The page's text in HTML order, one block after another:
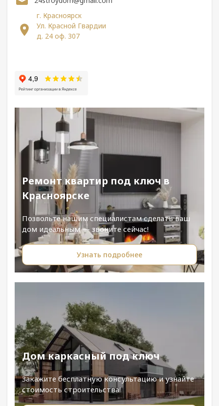
г. Красноярск
Ул. Красной Гвардии
д. 24 оф. 307
Ремонт квартир под ключ в
Красноярске
Позвольте нашим специалистам сделать ваш
дом идеальным — звоните сейчас!
Узнать подробнее
Дом каркасный под ключ
Закажите бесплатную консультацию и узнайте
стоимость строительства!